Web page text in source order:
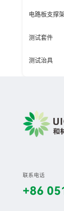
电路板支撑
测试套件
测试治具
联系电话
+86